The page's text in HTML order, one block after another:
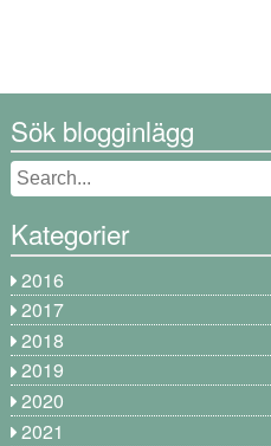
Sök blogginlägg
Kategorier
2016
2017
2018
2019
2020
2021